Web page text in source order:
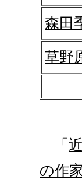
森田
草野
「
の作